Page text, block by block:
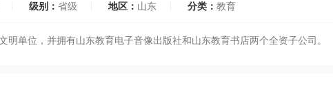
级别： 省级 地区： 山东 分类： 教育
单位，并拥有山东教育电子音像出版社和山东教育书店两个全资子公司。